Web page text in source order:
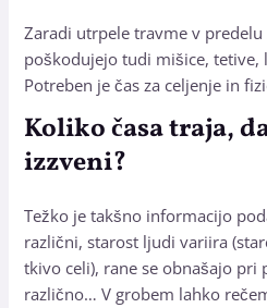
Zaradi utrpele travme v
poškodujejo tudi mišice, tetive,
Potreben je čas za celjenje in
Koliko časa traja,
izzveni?
Težko je takšno informacijo
različni, starost ljudi variira
tkivo celi), rane se obnašajo pri
različno… V grobem lahko